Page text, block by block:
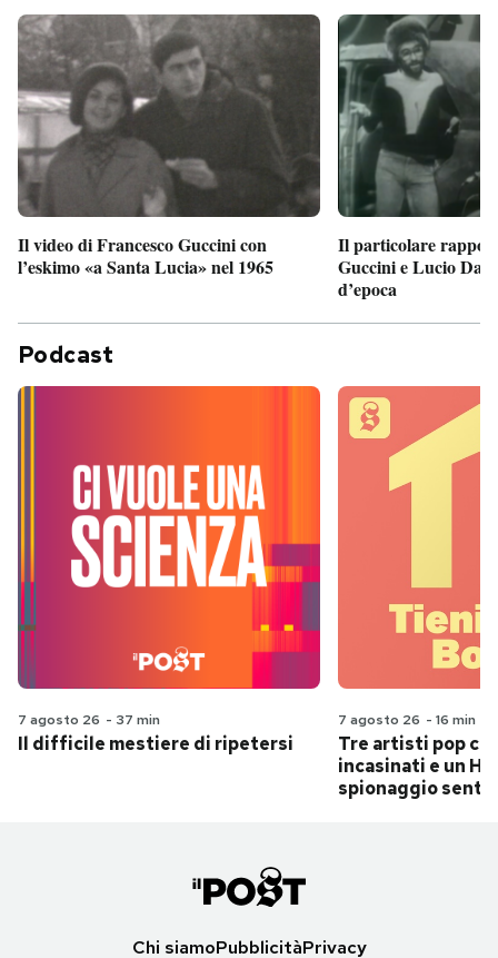
Il video di Francesco Guccini con
l’eskimo «a Santa Lucia» nel 1965
Il particolare
Guccini e Lucio
d’epoca
Podcast
7 agosto 26 - 37 min
Il difficile mestiere di ripetersi
7 agosto 26 - 16 min
Tre artisti pop
incasinati e un
spionaggio
Chi siamoPubblicitàPrivacy